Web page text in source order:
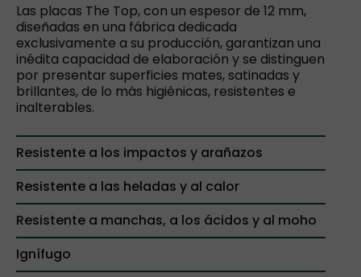
Las placas The Top, con un espesor de 12 mm,
diseñadas en una fábrica dedicada
exclusivamente a su producción, garantizan una
inédita capacidad de elaboración y se distinguen
por presentar superficies mates, satinadas y
brillantes, de lo más higiénicas, resistentes e
inalterables.
Resistente a los impactos y arañazos
Resistente a las heladas y al calor
Resistente a manchas, a los ácidos y al moho
Ignífugo